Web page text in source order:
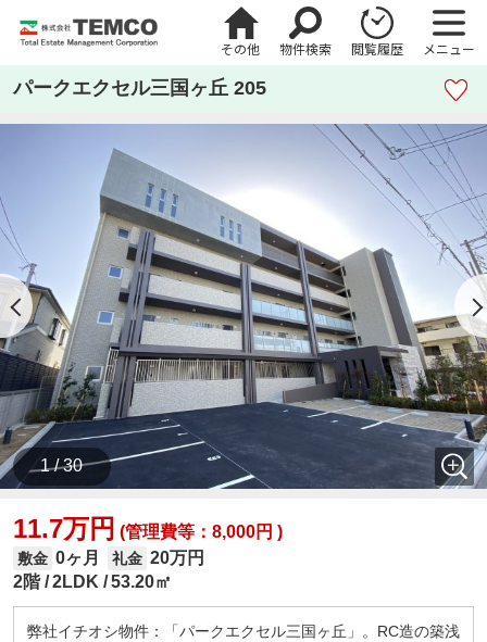
その他 物件検索 閲覧履歴 メニュー
パークエクセル三国ヶ丘 205
1 / 30
11.7万円 (管理費等：8,000円 )
敷金 0ヶ月 礼金 20万円
2階 2LDK 53.20㎡
弊社イチオシ物件：「パークエクセル三国ヶ丘」。RC造の築浅